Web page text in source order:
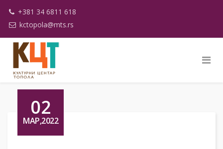
+381 34 6811 618
kctopola@mts.rs
02
МАР,2022